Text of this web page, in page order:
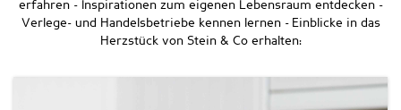
erfahren - Inspirationen zum eigenen Lebensraum entdecken -
Verlege- und Handelsbetriebe kennen lernen - Einblicke in das
Herzstück von Stein & Co erhalten: